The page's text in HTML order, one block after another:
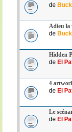
de
Adieu la
de
Hidden
de El
4
de El
Le
de El